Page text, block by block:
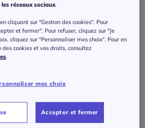
une taille
Guide des tailles
réseaux sociaux.
cliquant sur "Gestion des cookies". Pour
et fermer". Pour refuser, cliquez sur "Je
cliquez sur "Personnaliser mes choix". Pour en
cookies et vos droits, consultez
.
mes choix
Accepter et fermer